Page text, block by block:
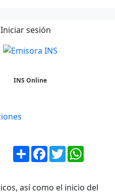
Iniciar sesión
INS Online
Compartir
Facebook
Twitter
así como el inicio del